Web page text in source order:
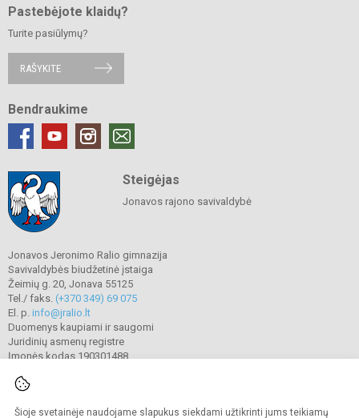
Šioje svetainėje naudojame slapukus siekdami užtikrinti jums teikiamų
Pastebėjote klaidų?
Turite pasiūlymų?
RAŠYKITE
Bendraukime
Steigėjas
Jonavos rajono savivaldybė
Jonavos Jeronimo Ralio gimnazija
Savivaldybės biudžetinė įstaiga
Žeimių g. 20, Jonava 55125
Tel./ faks. (+370 349) 69 075
El. p. info@jralio.lt
Duomenys kaupiami ir saugomi
Juridinių asmenų registre
Įmonės kodas 190301488
© 2023. Jonavos Jeronimo Ralio gimnazija. Visos teisės saugomos.